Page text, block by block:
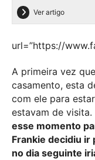
Ver artigo
url=”https://
A primeira vez
casamento, esta
com ele para
estavam de visita.
esse momento
Frankie decidiu ir
no dia seguinte